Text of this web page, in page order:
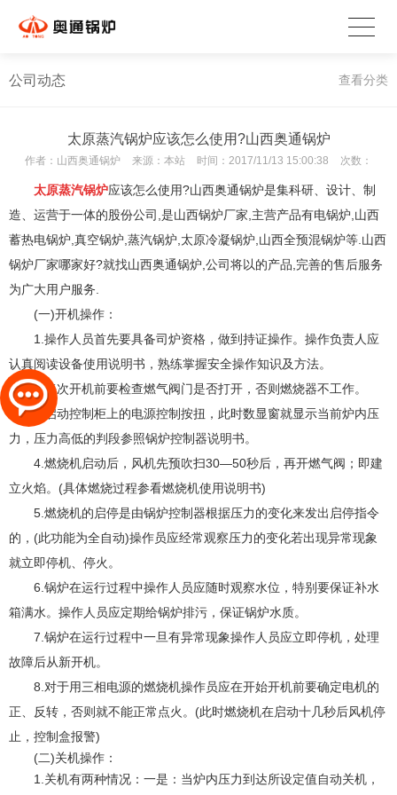
公司动态 查看分类
太原蒸汽锅炉应该怎么使用?山西奥通锅炉
作者： 山西奥通锅炉 来源： 本站 时间： 2017/11/13 15:00:38 次数：
太原蒸汽锅炉应该怎么使用?山西奥通锅炉是集科研、设计、制
造、运营于一体的股份公司,是山西锅炉厂家,主营产品有电锅炉,山西
蓄热电锅炉,真空锅炉,蒸汽锅炉,太原冷凝锅炉,山西全预混锅炉等.山西
锅炉厂家哪家好?就找山西奥通锅炉,公司将以的产品,完善的售后服务
为广大用户服务.
(一)开机操作：
1.操作人员首先要具备司炉资格，做到持证操作。操作负责人应
认真阅读设备使用说明书，熟练掌握安全操作知识及方法。
2.每次开机前要检查燃气阀门是否打开，否则燃烧器不工作。
3.启动控制柜上的电源控制按扭，此时数显窗就显示当前炉内压
力，压力高低的判段参照锅炉控制器说明书。
4.燃烧机启动后，风机先预吹扫30—50秒后，再开燃气阀；即建
立火焰。(具体燃烧过程参看燃烧机使用说明书)
5.燃烧机的启停是由锅炉控制器根据压力的变化来发出启停指令
的，(此功能为全自动)操作员应经常观察压力的变化若出现异常现象
就立即停机、停火。
6.锅炉在运行过程中操作人员应随时观察水位，特别要保证补水
箱满水。操作人员应定期给锅炉排污，保证锅炉水质。
7.锅炉在运行过程中一旦有异常现象操作人员应立即停机，处理
故障后从新开机。
8.对于用三相电源的燃烧机操作员应在开始开机前要确定电机的
正、反转，否则就不能正常点火。(此时燃烧机在启动十几秒后风机停
止，控制盒报警)
(二)关机操作：
1.关机有两种情况：一是：当炉内压力到达所设定值自动关机，